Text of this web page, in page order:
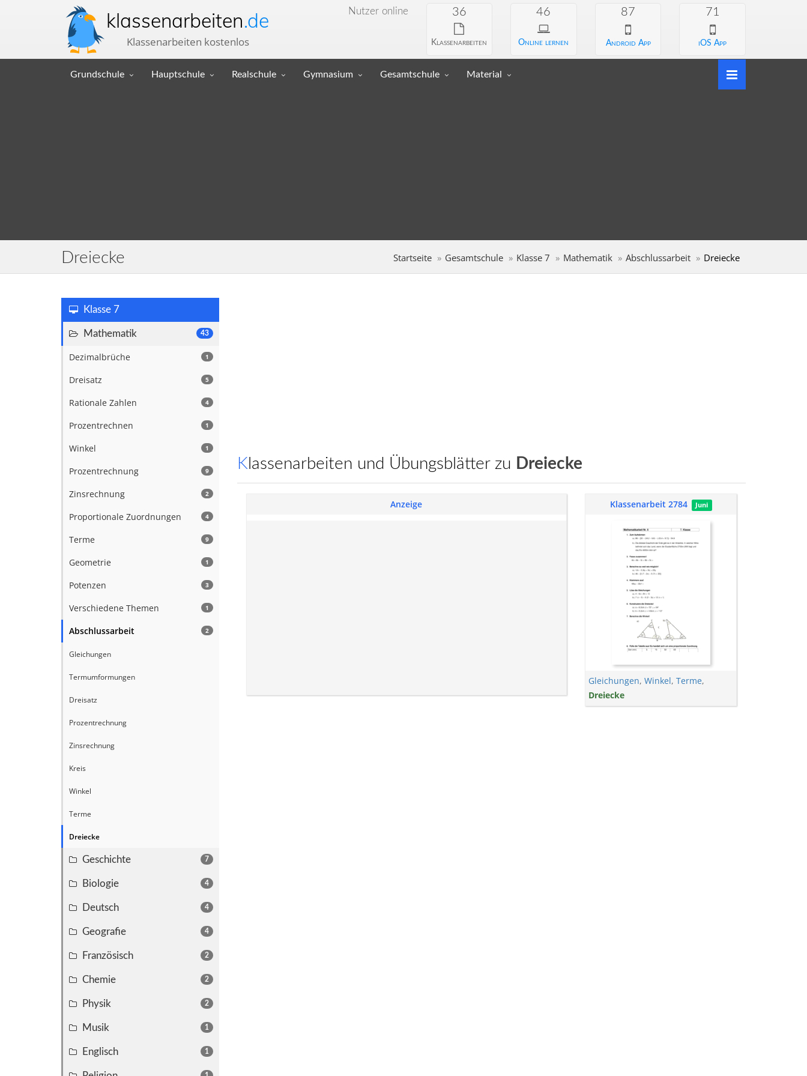
klassenarbeiten.de
Klassenarbeiten kostenlos
Nutzer online 36
Klassenarbeiten
46
Online lernen
87
Android App
71
iOS App
Grundschule Hauptschule Realschule Gymnasium Gesamtschule Material
Dreiecke Startseite Gesamtschule Klasse 7 Mathematik Abschlussarbeit Dreiecke
Klasse 7
43
Mathematik
1
Dezimalbrüche
5
Dreisatz
4
Rationale Zahlen
1
Prozentrechnen
1
Winkel
9
Prozentrechnung
2
Zinsrechnung
4
Proportionale Zuordnungen
9
Terme
1
Geometrie
3
Potenzen
1
Verschiedene Themen
2
Abschlussarbeit
Gleichungen
Termumformungen
Dreisatz
Prozentrechnung
Zinsrechnung
Kreis
Winkel
Terme
Dreiecke
7
Geschichte
4
Biologie
4
Deutsch
4
Geografie
2
Französisch
2
Chemie
2
Physik
1
Musik
1
Englisch
Klassenarbeiten und Übungsblätter zu Dreiecke
Anzeige Klassenarbeit 2784 Juni
Gleichungen,Winkel,Terme,
Dreiecke